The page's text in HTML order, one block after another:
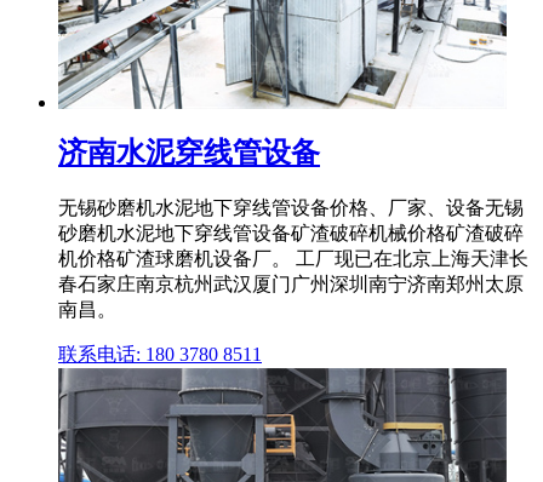
济南水泥穿线管设备
无锡砂磨机水泥地下穿线管设备价格、厂家、设备无锡
砂磨机水泥地下穿线管设备矿渣破碎机械价格矿渣破碎
机价格矿渣球磨机设备厂。 工厂现已在北京上海天津长
春石家庄南京杭州武汉厦门广州深圳南宁济南郑州太原
南昌。
联系电话: 180 3780 8511